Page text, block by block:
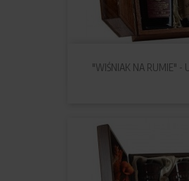
"WIŚNIAK NA RUMIE" -